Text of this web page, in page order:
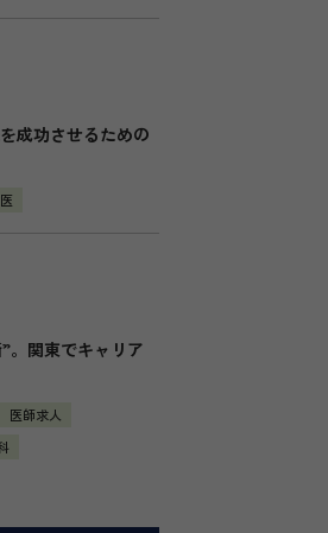
成功させるための
。関東でキャリア
師求人